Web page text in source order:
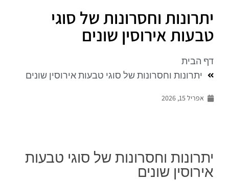
יתרונות וחסרונות של סוגי
טבעות אירוסין שונים
דף הבית
יתרונות וחסרונות של סוגי טבעות אירוסין שונים
אפריל 15, 2026
יתרונות וחסרונות של סוגי טבעות
אירוסין שונים